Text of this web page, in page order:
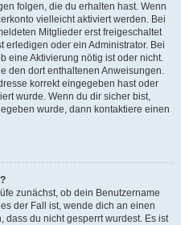
folgen, die du erhalten hast. Wenn
vielleicht aktiviert werden. Bei
Mitglieder erst freigeschaltet
erledigen oder ein Administrator. Bei
eine Aktivierung nötig ist oder nicht.
den dort enthaltenen Anweisungen.
korrekt eingegeben hast oder
wurde. Wenn du dir sicher bist,
wurde, dann kontaktiere einen
zunächst, ob dein Benutzername
der Fall ist, wende dich an einen
dass du nicht gesperrt wurdest. Es ist